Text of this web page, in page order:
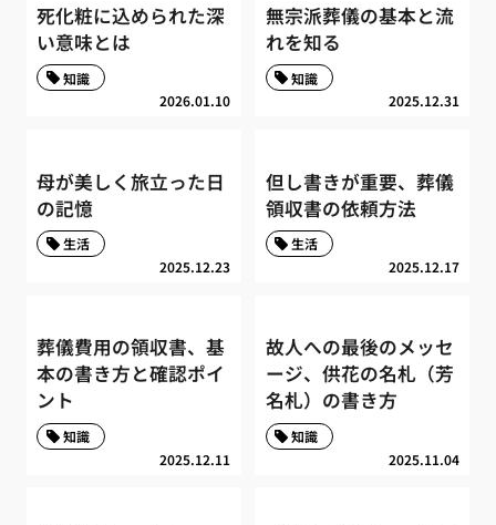
死化粧に込められた深
い意味とは
2026.01.10
知識
無宗派葬儀の基本と流
れを知る
2025.12.31
知識
母が美しく旅立った日
の記憶
2025.12.23
生活
但し書きが重要、葬儀
領収書の依頼方法
2025.12.17
生活
葬儀費用の領収書、基
本の書き方と確認ポイ
ント
2025.12.11
知識
故人への最後のメッセ
ージ、供花の名札（芳
名札）の書き方
2025.11.04
知識